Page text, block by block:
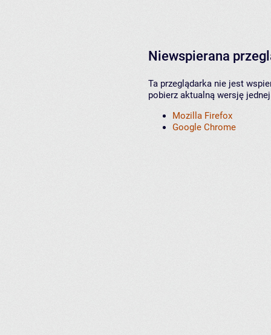
Niewspierana
Ta przeglądarka nie jest
pobierz aktualną wersję
Mozilla Firefox
Google Chrome